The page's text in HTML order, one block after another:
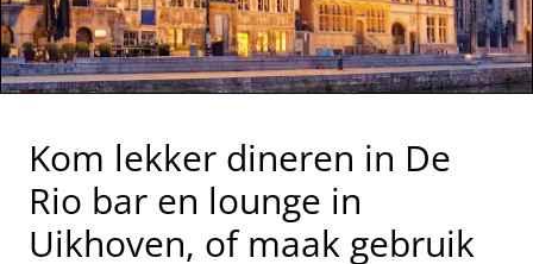
Kom lekker dineren in De
Rio bar en lounge in
Uikhoven, of maak gebruik